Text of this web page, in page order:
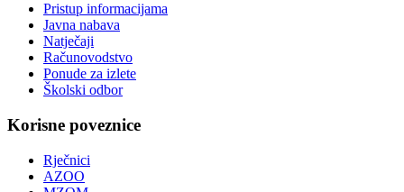
Pristup informacijama
Javna nabava
Natječaji
Računovodstvo
Ponude za izlete
Školski odbor
Korisne poveznice
Rječnici
AZOO